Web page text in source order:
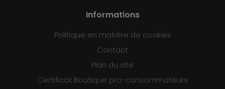
Informations
Politique en matière de cookies
Contact
Plan du site
Certificat Boutique pro-consommateurs